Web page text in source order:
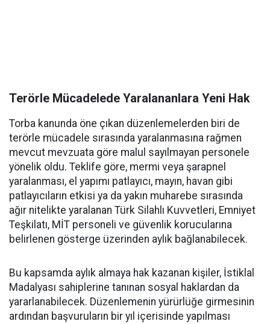
Terörle Mücadelede Yaralananlara Yeni Hak
Torba kanunda öne çıkan düzenlemelerden biri de
terörle mücadele sırasında yaralanmasına rağmen
mevcut mevzuata göre malul sayılmayan personele
yönelik oldu. Teklife göre, mermi veya şarapnel
yaralanması, el yapımı patlayıcı, mayın, havan gibi
patlayıcıların etkisi ya da yakın muharebe sırasında
ağır nitelikte yaralanan Türk Silahlı Kuvvetleri, Emniyet
Teşkilatı, MİT personeli ve güvenlik korucularına
belirlenen gösterge üzerinden aylık bağlanabilecek.
Bu kapsamda aylık almaya hak kazanan kişiler, İstiklal
Madalyası sahiplerine tanınan sosyal haklardan da
yararlanabilecek. Düzenlemenin yürürlüğe girmesinin
ardından başvuruların bir yıl içerisinde yapılması